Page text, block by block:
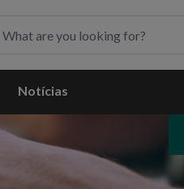
Notícias